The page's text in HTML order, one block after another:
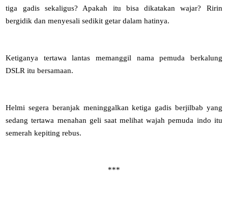
tiga gadis sekaligus? Apakah itu bisa dikatakan wajar? Ririn
bergidik dan menyesali sedikit getar dalam hatinya.
Ketiganya tertawa lantas memanggil nama pemuda berkalung
DSLR itu bersamaan.
Helmi segera beranjak meninggalkan ketiga gadis berjilbab yang
sedang tertawa menahan geli saat melihat wajah pemuda indo itu
semerah kepiting rebus.
***